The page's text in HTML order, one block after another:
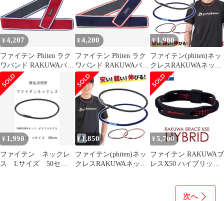
吸汗速乾 体幹
TB203060 ブラック
¥4,207
ファイテン Phiten ラク
ワバンド RAKUWAバン
ド メタックス ボルドー
85cm サポーター 腰 骨
盤 ランニング スポーツ
吸汗速乾 体幹
TB203260 ボルドー
¥4,200
ファイテン Phiten ラク
ワバンド RAKUWAバン
ド メタックス ネイビー
85cm サポーター 腰 骨
盤 ランニング スポーツ
吸汗速乾 体幹
TB203160 ネイビー
¥ 1,980
ファイテン(phiten)ネッ
クレスRAKUWAネック
ゼネラルモデル ブラ
ック
¥ 1,990
ファイテン ネックレ
ス Lサイズ 50セン
¥1,850
ファイテン(phiten)ネッ
クレスRAKUWAネック
¥ 5,700
ファイテン RAKUWAブ
レスX50 ハイブリッ
次へ